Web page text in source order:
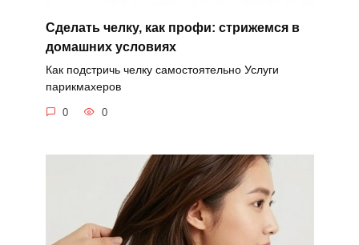
Сделать челку, как профи: стрижемся в
домашних условиях
Как подстричь челку самостоятельно Услуги
парикмахеров
0 0